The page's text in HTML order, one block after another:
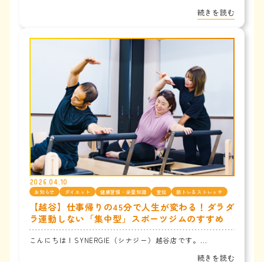
続きを読む
2026.04.10
お知らせ ダイエット 健康習慣・栄養知識 宣伝 筋トレ＆ストレッチ
【越谷】仕事帰りの45分で人生が変わる！ダラダ
ラ運動しない「集中型」スポーツジムのすすめ
こんにちは！SYNERGIE（シナジー）越谷店です。...
続きを読む